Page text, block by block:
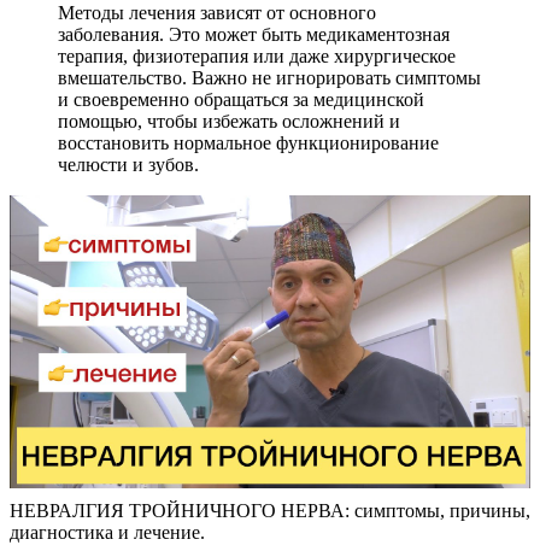
Методы лечения зависят от основного
заболевания. Это может быть медикаментозная
терапия, физиотерапия или даже хирургическое
вмешательство. Важно не игнорировать симптомы
и своевременно обращаться за медицинской
помощью, чтобы избежать осложнений и
восстановить нормальное функционирование
челюсти и зубов.
НЕВРАЛГИЯ ТРОЙНИЧНОГО НЕРВА: симптомы, причины,
диагностика и лечение.